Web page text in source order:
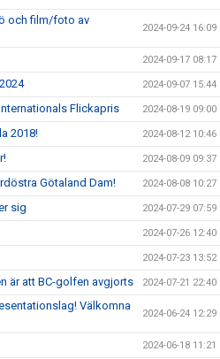
och film/foto av
2024-09-24 16:09
2024-09-17 08:17
2024-09-07 15:44
Flickapris 2024-08-19 09:00
2018! 2024-08-12 10:46
2024-08-09 09:37
Götaland Dam! 2024-08-08 10:27
sig 2024-07-29 07:59
2024-07-26 12:40
2024-07-23 13:52
är att BC-golfen avgjorts 2024-07-21 22:40
Välkomna
2024-06-24 12:29
2024-06-18 11:21